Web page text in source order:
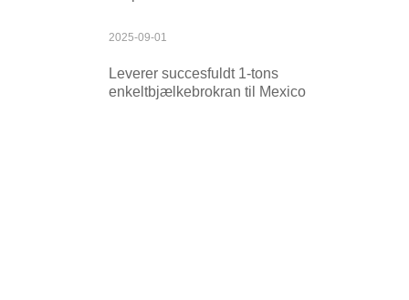
2025-09-01
Leverer succesfuldt 1-tons
enkeltbjælkebrokran til Mexico